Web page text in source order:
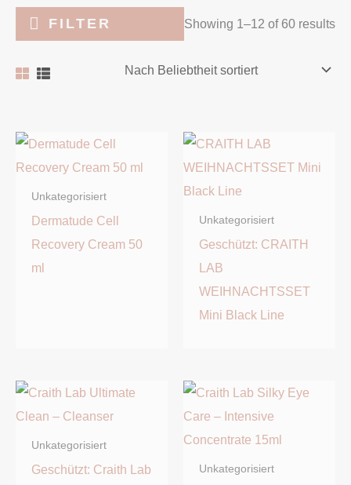
FILTER Showing 1–12 of 60 results
Unkategorisiert
Dermatude Cell
Recovery Cream 50
ml
Unkategorisiert
Geschützt: CRAITH
LAB
WEIHNACHTSSET
Mini Black Line
Unkategorisiert
Geschützt: Craith Lab
Unkategorisiert